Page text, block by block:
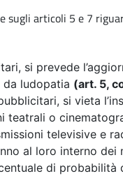
sugli articoli 5 e 7
si prevede
ludopatia (art. 5,
si vieta
teatrali o
televisive e
al loro interno
di